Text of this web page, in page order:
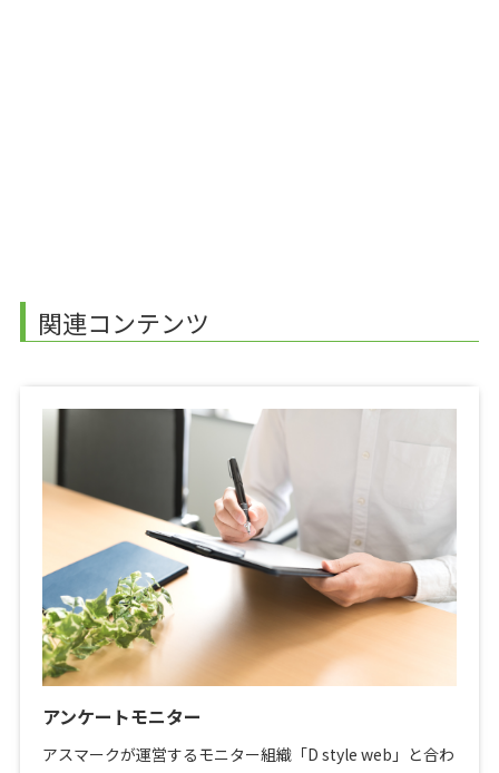
関連コンテンツ
アンケートモニター
アスマークが運営するモニター組織「D style web」と合わ